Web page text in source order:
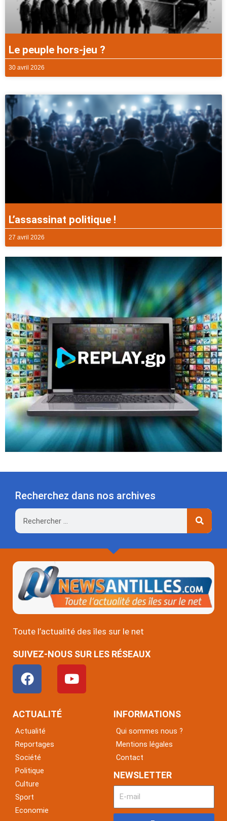
Le peuple hors-jeu ?
30 avril 2026
L’assassinat politique !
27 avril 2026
Recherchez dans nos archives
Rechercher
Toute l’actualité des îles sur le net
SUIVEZ-NOUS SUR LES RÉSEAUX
F
a
c
e
o
o
k
Y
o
u
ACTUALITÉ
Actualité
Reportages
Société
Politique
Culture
Sport
Economie
INFORMATIONS
Qui sommes nous ?
Mentions légales
Contact
NEWSLETTER